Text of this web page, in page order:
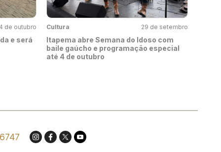
de outubro
e será
Cultura 29 de setembro
Itapema abre Semana do Idoso com
baile gaúcho e programação especial
até 4 de outubro